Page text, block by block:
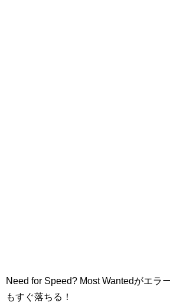
Need for Speed? Most Wantedがエラ
もすぐ落ちる！